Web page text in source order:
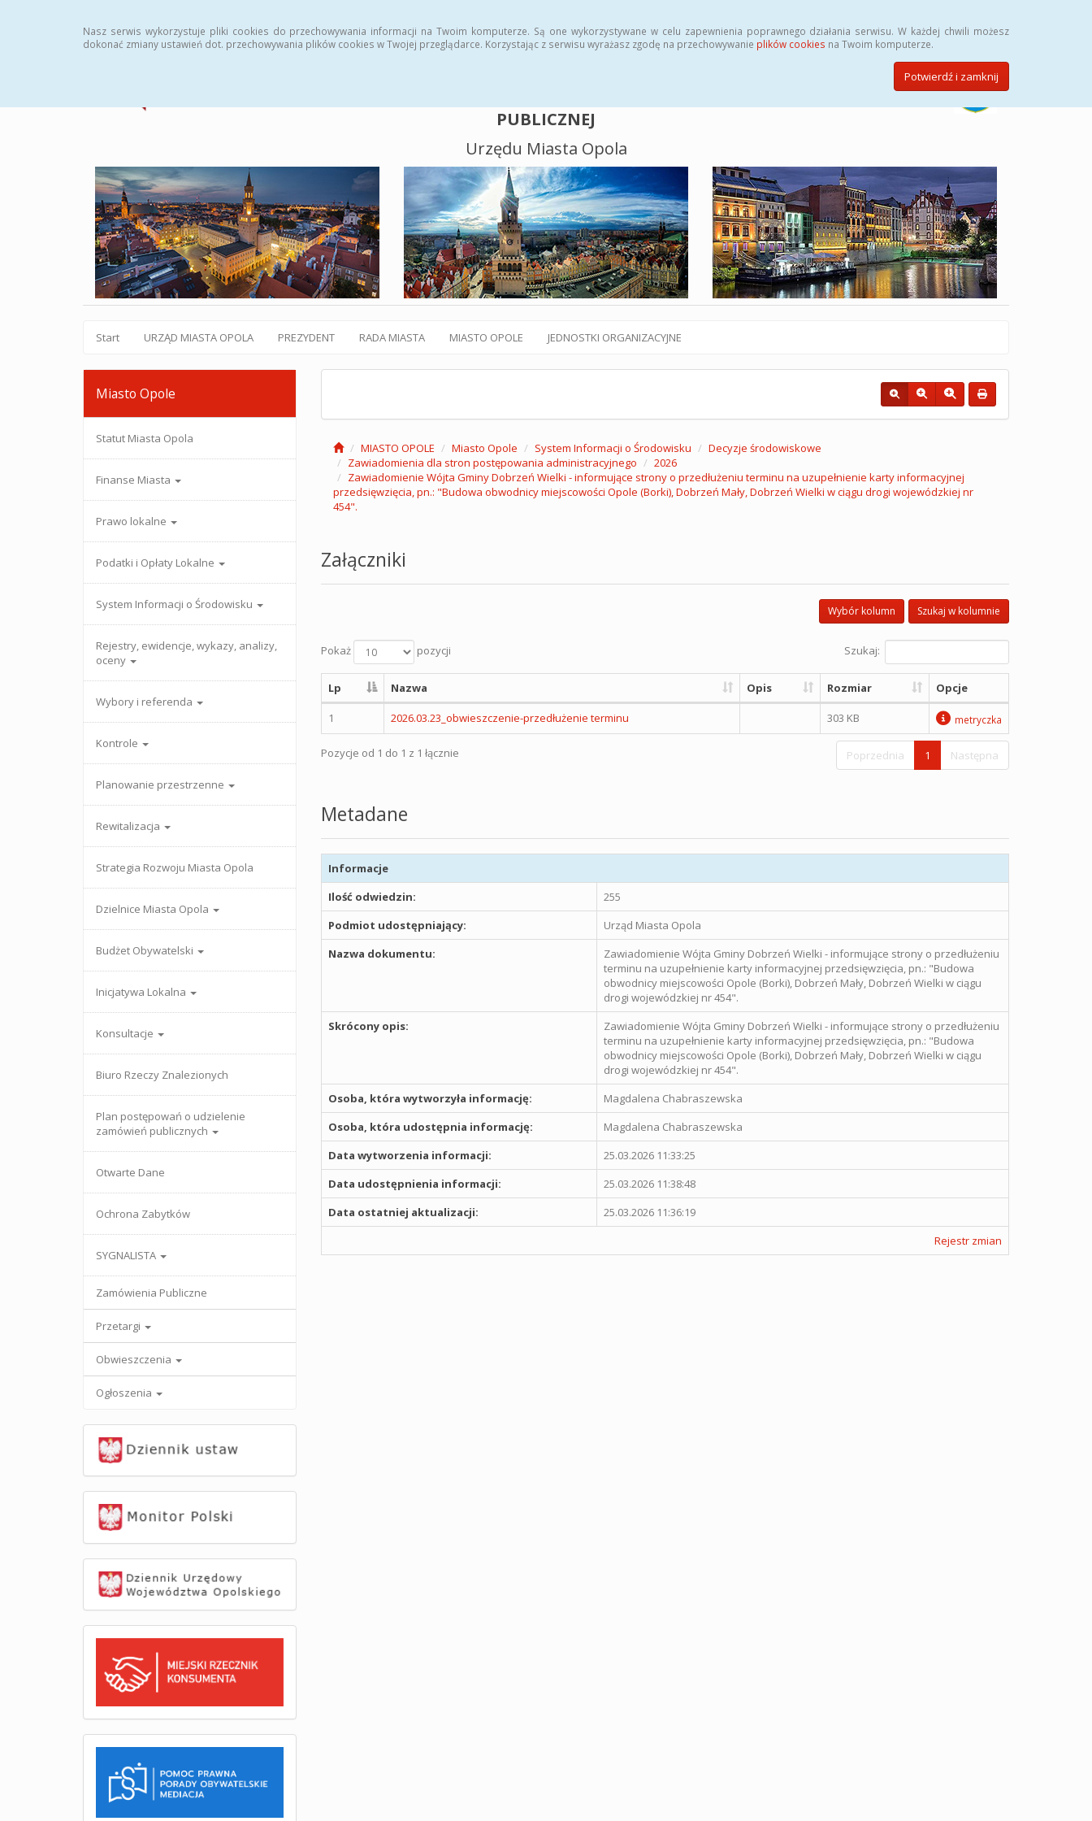
Nasz serwis wykorzystuje pliki cookies do przechowywania informacji na Twoim komputerze. Są one wykorzystywane w celu zapewnienia poprawnego działania serwisu. W każdej chwili możesz
dokonać zmiany ustawień dot. przechowywania plików cookies w Twojej przeglądarce. Korzystając z serwisu wyrażasz zgodę na przechowywanie plików cookies na Twoim komputerze.
Potwierdź i zamknij
PUBLICZNEJ
Urzędu Miasta Opola
Start URZĄD MIASTA OPOLA PREZYDENT RADA MIASTA MIASTO OPOLE JEDNOSTKI ORGANIZACYJNE
Miasto Opole
Statut Miasta Opola
Finanse Miasta
Prawo lokalne
Podatki i Opłaty Lokalne
System Informacji o Środowisku
Rejestry, ewidencje, wykazy, analizy,
oceny
Wybory i referenda
Kontrole
Planowanie przestrzenne
Rewitalizacja
Strategia Rozwoju Miasta Opola
Dzielnice Miasta Opola
Budżet Obywatelski
Inicjatywa Lokalna
Konsultacje
Biuro Rzeczy Znalezionych
Plan postępowań o udzielenie
zamówień publicznych
Otwarte Dane
Ochrona Zabytków
SYGNALISTA
Zamówienia Publiczne
Przetargi
Obwieszczenia
Ogłoszenia
MIASTO OPOLE Miasto Opole System Informacji o Środowisku
Decyzje środowiskowe
Zawiadomienia dla stron postępowania administracyjnego
2026
Zawiadomienie Wójta Gminy Dobrzeń Wielki - informujące strony o przedłużeniu terminu na uzupełnienie karty informacyjnej
przedsięwzięcia, pn.: "Budowa obwodnicy miejscowości Opole (Borki), Dobrzeń Mały, Dobrzeń Wielki w ciągu drogi wojewódzkiej nr
454".
Załączniki
Szukaj w kolumnie
Wybór kolumn
Pokaż pozycji Szukaj:
Lp Nazwa Opis Rozmiar Opcje
1 2026.03.23_obwieszczenie-przedłużenie terminu 303 KB metryczka
Pozycje od 1 do 1 z 1 łącznie Poprzednia 1 Następna
Metadane
Informacje
Ilość odwiedzin:
255
Podmiot udostępniający:
Urząd Miasta Opola
Nazwa dokumentu:
Zawiadomienie Wójta Gminy Dobrzeń Wielki - informujące strony o przedłużeniu
terminu na uzupełnienie karty informacyjnej przedsięwzięcia, pn.: "Budowa
obwodnicy miejscowości Opole (Borki), Dobrzeń Mały, Dobrzeń Wielki w ciągu
drogi wojewódzkiej nr 454".
Skrócony opis:
Zawiadomienie Wójta Gminy Dobrzeń Wielki - informujące strony o przedłużeniu
terminu na uzupełnienie karty informacyjnej przedsięwzięcia, pn.: "Budowa
obwodnicy miejscowości Opole (Borki), Dobrzeń Mały, Dobrzeń Wielki w ciągu
drogi wojewódzkiej nr 454".
Osoba, która wytworzyła informację:
Magdalena Chabraszewska
Osoba, która udostępnia informację:
Magdalena Chabraszewska
Data wytworzenia informacji:
25.03.2026 11:33:25
Data udostępnienia informacji:
25.03.2026 11:38:48
Data ostatniej aktualizacji:
25.03.2026 11:36:19
Rejestr zmian